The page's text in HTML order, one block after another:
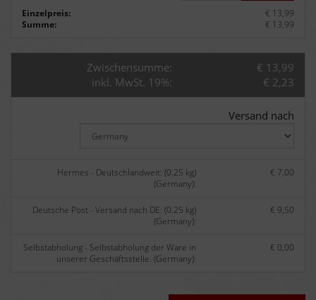
Einzelpreis:
€ 13,99
Summe:
€ 13,99
Zwischensumme:
€ 13,99
inkl. MwSt. 19%:
€ 2,23
Versand nach
Hermes - Deutschlandweit: (0.25 kg)
(Germany):
€ 7,00
Deutsche Post - Versand nach DE: (0.25 kg)
(Germany):
€ 9,50
Selbstabholung - Selbstabholung der Ware in
unserer Geschäftsstelle. (Germany):
€ 0,00